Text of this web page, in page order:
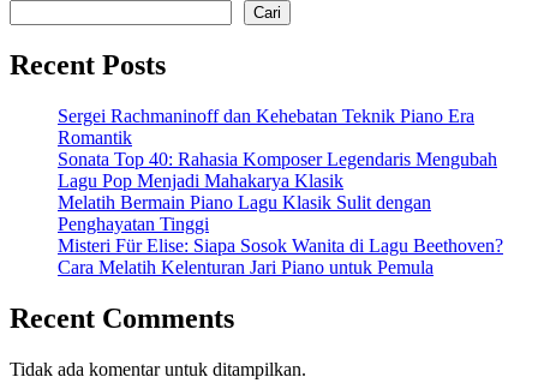
Cari
Recent Posts
Sergei Rachmaninoff dan Kehebatan Teknik Piano Era
Romantik
Sonata Top 40: Rahasia Komposer Legendaris Mengubah
Lagu Pop Menjadi Mahakarya Klasik
Melatih Bermain Piano Lagu Klasik Sulit dengan
Penghayatan Tinggi
Misteri Für Elise: Siapa Sosok Wanita di Lagu Beethoven?
Cara Melatih Kelenturan Jari Piano untuk Pemula
Recent Comments
Tidak ada komentar untuk ditampilkan.